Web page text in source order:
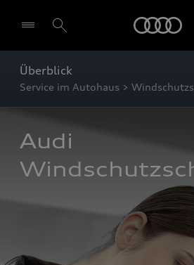
Überblick
Service im Autohaus >
Audi